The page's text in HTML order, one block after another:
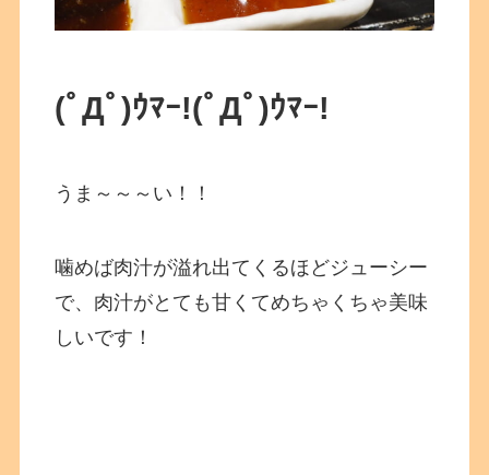
(ﾟДﾟ)ｳﾏｰ!(ﾟДﾟ)ｳﾏｰ!
うま～～～い！！
噛めば肉汁が溢れ出てくるほどジューシー
で、肉汁がとても甘くてめちゃくちゃ美味
しいです！